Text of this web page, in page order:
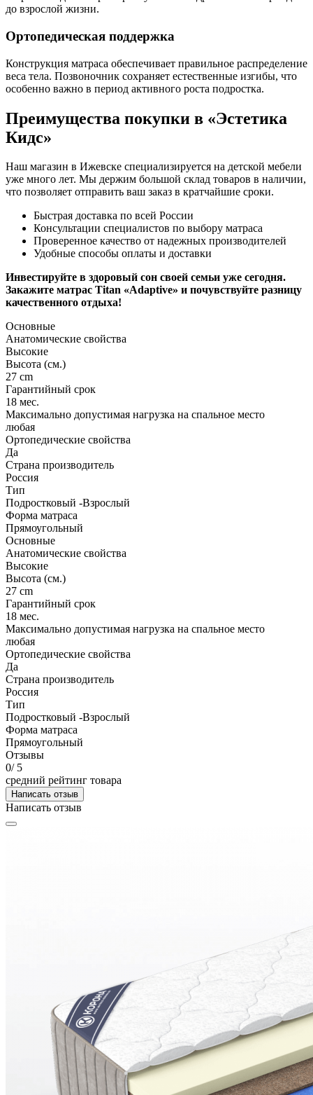
до взрослой жизни.
Ортопедическая поддержка
Конструкция матраса обеспечивает правильное распределение
веса тела. Позвоночник сохраняет естественные изгибы, что
особенно важно в период активного роста подростка.
Преимущества покупки в «Эстетика
Кидс»
Наш магазин в Ижевске специализируется на детской мебели
уже много лет. Мы держим большой склад товаров в наличии,
что позволяет отправить ваш заказ в кратчайшие сроки.
Быстрая доставка по всей России
Консультации специалистов по выбору матраса
Проверенное качество от надежных производителей
Удобные способы оплаты и доставки
Инвестируйте в здоровый сон своей семьи уже сегодня.
Закажите матрас Titan «Adaptive» и почувствуйте разницу
качественного отдыха!
Основные
Анатомические свойства
Высокие
Высота (см.)
27 cm
Гарантийный срок
18 мес.
Максимально допустимая нагрузка на спальное место
любая
Ортопедические свойства
Да
Страна производитель
Россия
Тип
Подростковый -Взрослый
Форма матраса
Прямоугольный
Основные
Анатомические свойства
Высокие
Высота (см.)
27 cm
Гарантийный срок
18 мес.
Максимально допустимая нагрузка на спальное место
любая
Ортопедические свойства
Да
Страна производитель
Россия
Тип
Подростковый -Взрослый
Форма матраса
Прямоугольный
Отзывы
0/ 5
средний рейтинг товара
Написать отзыв
Написать отзыв